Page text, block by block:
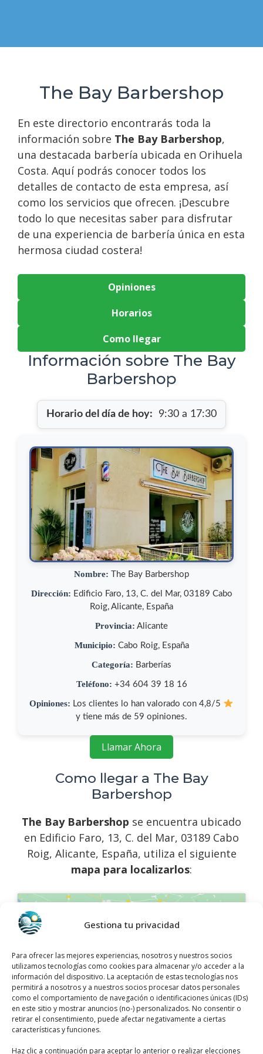
Gestiona tu privacidad
Para ofrecer las mejores experiencias, nosotros y nuestros socios
utilizamos tecnologías como cookies para almacenar y/o acceder a la
información del dispositivo. La aceptación de estas tecnologías nos
permitirá a nosotros y a nuestros socios procesar datos personales
como el comportamiento de navegación o identificaciones únicas (IDs)
en este sitio y mostrar anuncios (no-) personalizados. No consentir o
retirar el consentimiento, puede afectar negativamente a ciertas
características y funciones.
Haz clic a continuación para aceptar lo anterior o realizar elecciones
The Bay Barbershop
En este directorio encontrarás toda la
información sobre The Bay Barbershop,
una destacada barbería ubicada en Orihuela
Costa. Aquí podrás conocer todos los
detalles de contacto de esta empresa, así
como los servicios que ofrecen. ¡Descubre
todo lo que necesitas saber para disfrutar
de una experiencia de barbería única en esta
hermosa ciudad costera!
Opiniones
Horarios
Como llegar
Información sobre The Bay
Barbershop
Horario del día de hoy: 9:30 a 17:30
Nombre: The Bay Barbershop
Dirección: Edificio Faro, 13, C. del Mar, 03189 Cabo
Roig, Alicante, España
Provincia: Alicante
Municipio: Cabo Roig, España
Categoría: Barberías
Teléfono: +34 604 39 18 16
Opiniones: Los clientes lo han valorado con 4,8/5
y tiene más de 59 opiniones.
Llamar Ahora
Como llegar a The Bay
Barbershop
The Bay Barbershop se encuentra ubicado
en Edificio Faro, 13, C. del Mar, 03189 Cabo
Roig, Alicante, España, utiliza el siguiente
mapa para localizarlos:
Haz clic para aceptar márketing cookies y
habilitar este contenido